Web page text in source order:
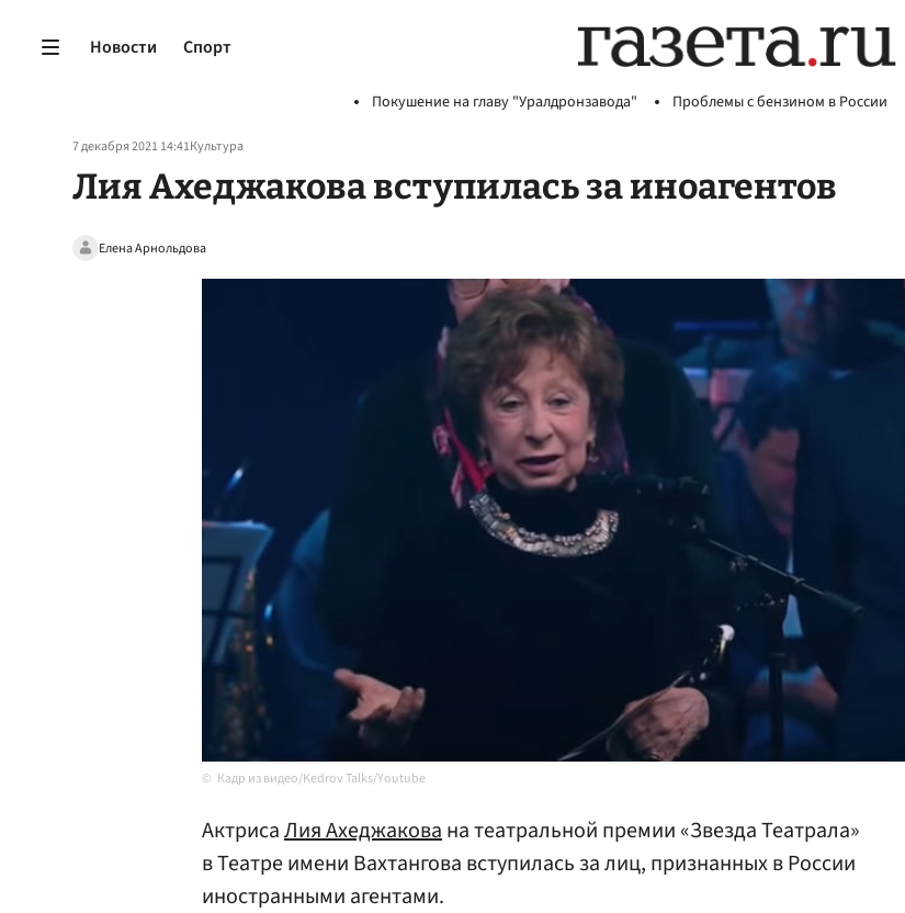
Новости Спорт
Покушение на главу "Уралдронзавода" Проблемы с бензином в России
7 декабря 2021 14:41Культура
Лия Ахеджакова вступилась за иноагентов
Елена Арнольдова
Кадр из видео/Kedrov Talks/Youtube
АктрисаЛия Ахеджакована театральной премии «Звезда Театрала»
в Театре имени Вахтангова вступилась за лиц, признанных в России
иностранными агентами.